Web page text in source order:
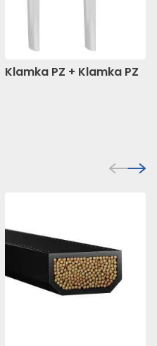
Klamka PZ + Klamka PZ